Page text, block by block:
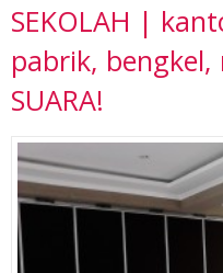
SEKOLAH |
pabrik, bengkel,
SUARA!